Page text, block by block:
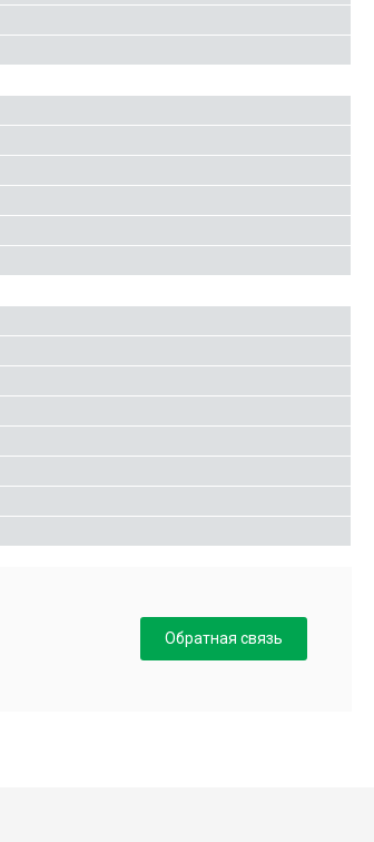
Обратная связь